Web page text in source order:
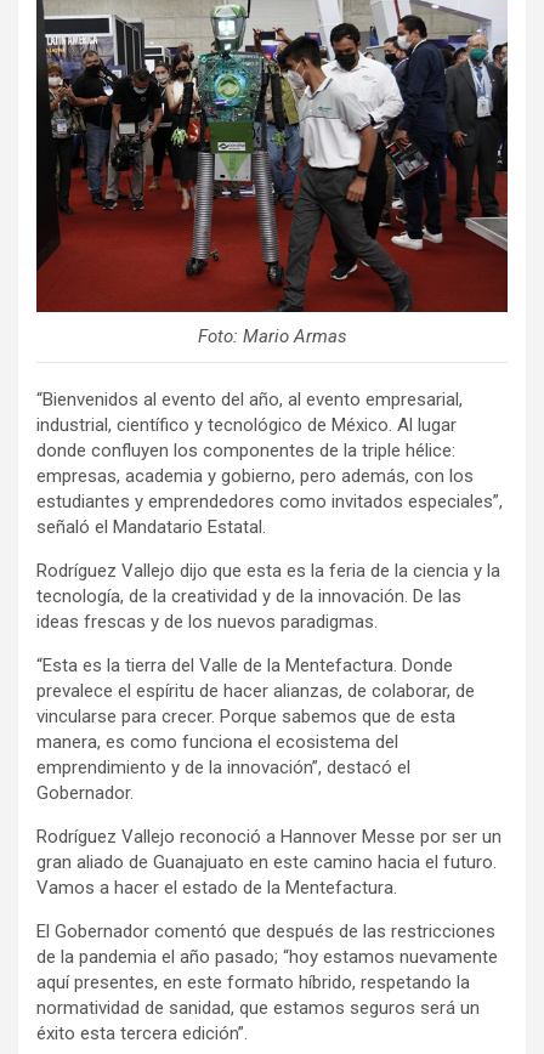
Foto: Mario Armas
“Bienvenidos al evento del año, al evento empresarial,
industrial, científico y tecnológico de México. Al lugar
donde confluyen los componentes de la triple hélice:
empresas, academia y gobierno, pero además, con los
estudiantes y emprendedores como invitados especiales”,
señaló el Mandatario Estatal.
Rodríguez Vallejo dijo que esta es la feria de la ciencia y la
tecnología, de la creatividad y de la innovación. De las
ideas frescas y de los nuevos paradigmas.
“Esta es la tierra del Valle de la Mentefactura. Donde
prevalece el espíritu de hacer alianzas, de colaborar, de
vincularse para crecer. Porque sabemos que de esta
manera, es como funciona el ecosistema del
emprendimiento y de la innovación”, destacó el
Gobernador.
Rodríguez Vallejo reconoció a Hannover Messe por ser un
gran aliado de Guanajuato en este camino hacia el futuro.
Vamos a hacer el estado de la Mentefactura.
El Gobernador comentó que después de las restricciones
de la pandemia el año pasado; “hoy estamos nuevamente
aquí presentes, en este formato híbrido, respetando la
normatividad de sanidad, que estamos seguros será un
éxito esta tercera edición”.